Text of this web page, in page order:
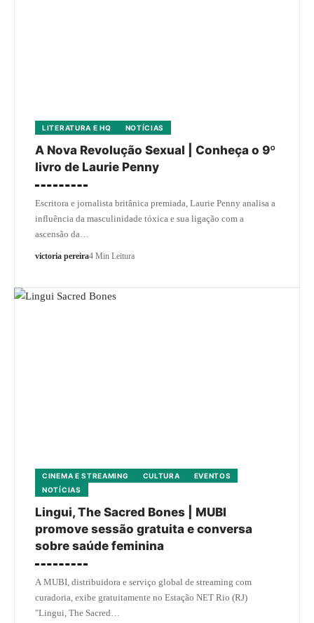
LITERATURA E HQ NOTÍCIAS
A Nova Revolução Sexual | Conheça o 9º
livro de Laurie Penny
Escritora e jornalista britânica premiada, Laurie Penny analisa a
influência da masculinidade tóxica e sua ligação com a
ascensão da…
victoria pereira4 Min Leitura
CINEMA E STREAMING CULTURA
EVENTOS
NOTÍCIAS
Lingui, The Sacred Bones | MUBI
promove sessão gratuita e conversa
sobre saúde feminina
A MUBI, distribuidora e serviço global de streaming com
curadoria, exibe gratuitamente no Estação NET Rio (RJ)
"Lingui, The Sacred…